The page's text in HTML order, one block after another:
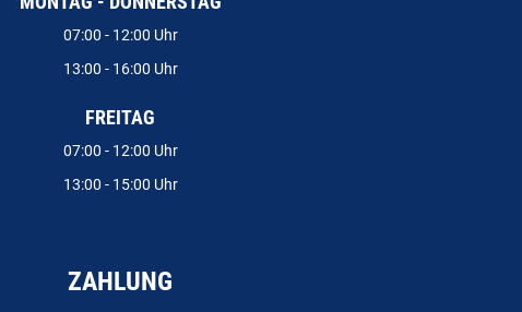
07:00 - 12:00 Uhr
13:00 - 16:00 Uhr
FREITAG
07:00 - 12:00 Uhr
13:00 - 15:00 Uhr
ZAHLUNG